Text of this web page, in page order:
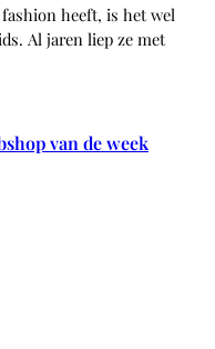
heeft, is het wel
Al jaren liep ze met
van de week